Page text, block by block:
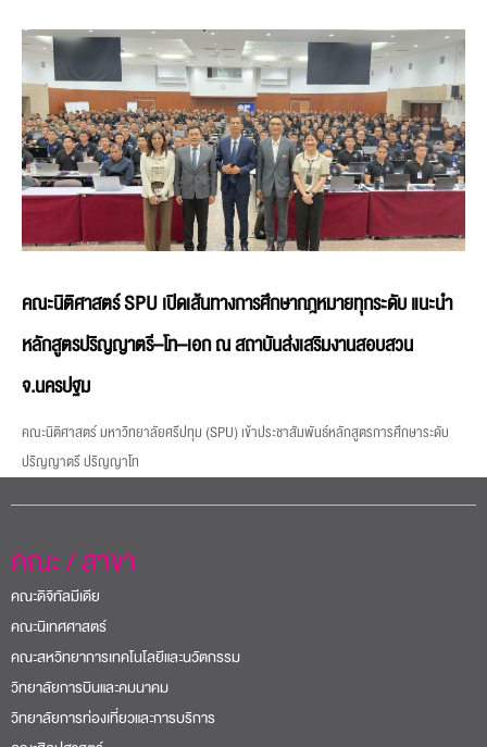
คณะนิติศาสตร์ SPU เปิดเส้นทางการศึกษากฎหมายทุกระดับ แนะนำ
หลักสูตรปริญญาตรี–โท–เอก ณ สถาบันส่งเสริมงานสอบสวน
จ.นครปฐม
คณะนิติศาสตร์ มหาวิทยาลัยศรีปทุม (SPU) เข้าประชาสัมพันธ์หลักสูตรการศึกษาระดับ
ปริญญาตรี ปริญญาโท
คณะ / สาขา
คณะดิจิทัลมีเดีย
คณะนิเทศศาสตร์
คณะสหวิทยาการเทคโนโลยีและนวัตกรรม
วิทยาลัยการบินและคมนาคม
วิทยาลัยการท่องเที่ยวและการบริการ